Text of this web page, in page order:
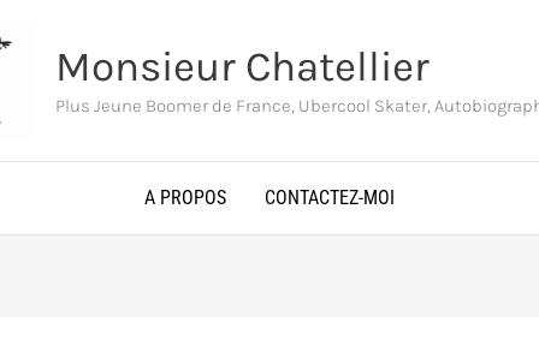
Monsieur Chatellier
Plus Jeune Boomer de France, Ubercool Skater,
A PROPOS CONTACTEZ-MOI